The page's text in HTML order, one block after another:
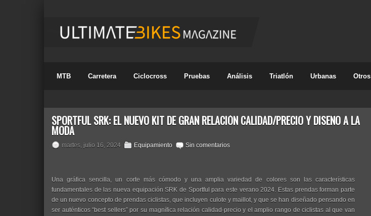
MTB Carretera Ciclocross Pruebas Análisis Triatlón Urbanas Otros
SPORTFUL SRK: EL NUEVO KIT DE GRAN RELACIÓN CALIDAD/PRECIO Y DISEÑO A LA
MODA
martes, julio 16, 2024 Equipamiento Sin comentarios
Una gráfica sencilla, un corte más cómodo y una amplia variedad de colores son las características
fundamentales de las nueva equipación SRK de Sportful para este verano 2024. Estas prendas forman parte
de un nuevo concepto de prendas ciclistas, que incluyen culote y maillot, y que se han diseñado pensando en
ser auténticos “best sellers” por su magnífica relación calidad-precio y el amplio rango de ciclistas al que van